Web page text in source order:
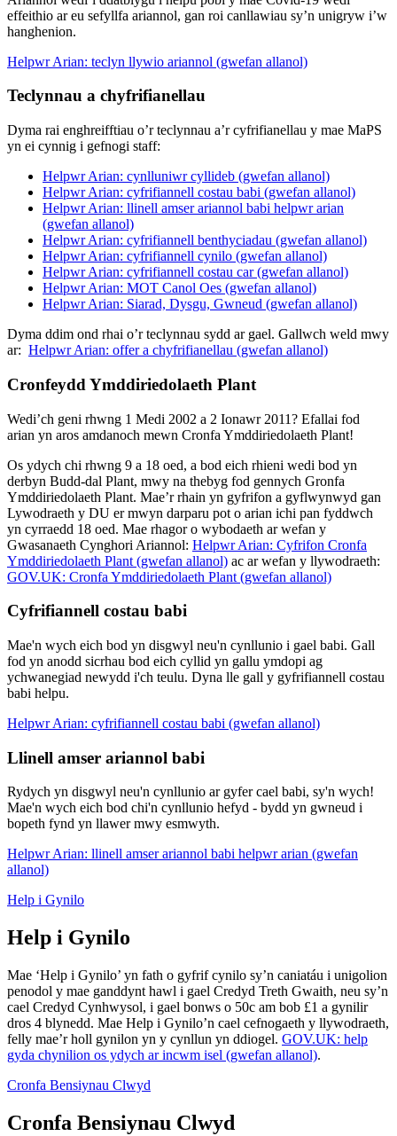
effeithio ar eu sefyllfa ariannol, gan roi canllawiau sy’n unigryw i’w
hanghenion.
Helpwr Arian: teclyn llywio ariannol (gwefan allanol)
Teclynnau a chyfrifianellau
Dyma rai enghreifftiau o’r teclynnau a’r cyfrifianellau y mae MaPS
yn ei cynnig i gefnogi staff:
Helpwr Arian: cynlluniwr cyllideb (gwefan allanol)
Helpwr Arian: cyfrifiannell costau babi (gwefan allanol)
Helpwr Arian: llinell amser ariannol babi helpwr arian
(gwefan allanol)
Helpwr Arian: cyfrifiannell benthyciadau (gwefan allanol)
Helpwr Arian: cyfrifiannell cynilo (gwefan allanol)
Helpwr Arian: cyfrifiannell costau car (gwefan allanol)
Helpwr Arian: MOT Canol Oes (gwefan allanol)
Helpwr Arian: Siarad, Dysgu, Gwneud (gwefan allanol)
Dyma ddim ond rhai o’r teclynnau sydd ar gael. Gallwch weld mwy
ar: Helpwr Arian: offer a chyfrifianellau (gwefan allanol)
Cronfeydd Ymddiriedolaeth Plant
Wedi’ch geni rhwng 1 Medi 2002 a 2 Ionawr 2011? Efallai fod
arian yn aros amdanoch mewn Cronfa Ymddiriedolaeth Plant!
Os ydych chi rhwng 9 a 18 oed, a bod eich rhieni wedi bod yn
derbyn Budd-dal Plant, mwy na thebyg fod gennych Gronfa
Ymddiriedolaeth Plant. Mae’r rhain yn gyfrifon a gyflwynwyd gan
Lywodraeth y DU er mwyn darparu pot o arian ichi pan fyddwch
yn cyrraedd 18 oed. Mae rhagor o wybodaeth ar wefan y
Gwasanaeth Cynghori Ariannol: Helpwr Arian: Cyfrifon Cronfa
Ymddiriedolaeth Plant (gwefan allanol) ac ar wefan y llywodraeth:
GOV.UK: Cronfa Ymddiriedolaeth Plant (gwefan allanol)
Cyfrifiannell costau babi
Mae'n wych eich bod yn disgwyl neu'n cynllunio i gael babi. Gall
fod yn anodd sicrhau bod eich cyllid yn gallu ymdopi ag
ychwanegiad newydd i'ch teulu. Dyna lle gall y gyfrifiannell costau
babi helpu.
Helpwr Arian: cyfrifiannell costau babi (gwefan allanol)
Llinell amser ariannol babi
Rydych yn disgwyl neu'n cynllunio ar gyfer cael babi, sy'n wych!
Mae'n wych eich bod chi'n cynllunio hefyd - bydd yn gwneud i
bopeth fynd yn llawer mwy esmwyth.
Helpwr Arian: llinell amser ariannol babi helpwr arian (gwefan
allanol)
Help i Gynilo
Help i Gynilo
Mae ‘Help i Gynilo’ yn fath o gyfrif cynilo sy’n caniatáu i unigolion
penodol y mae ganddynt hawl i gael Credyd Treth Gwaith, neu sy’n
cael Credyd Cynhwysol, i gael bonws o 50c am bob £1 a gynilir
dros 4 blynedd. Mae Help i Gynilo’n cael cefnogaeth y llywodraeth,
felly mae’r holl gynilon yn y cynllun yn ddiogel. GOV.UK: help
gyda chynilion os ydych ar incwm isel (gwefan allanol).
Cronfa Bensiynau Clwyd
Cronfa Bensiynau Clwyd